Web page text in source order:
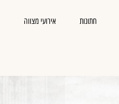
חתונות אירועי מצווה